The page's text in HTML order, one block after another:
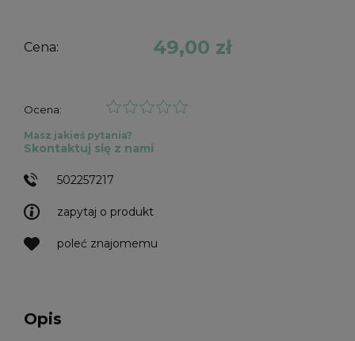
Cena: 49,00 zł
Ocena:
zapytaj o produkt
poleć znajomemu
Masz jakieś pytania?
Skontaktuj się z nami
502257217
Opis